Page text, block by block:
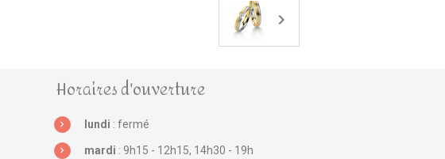
Horaires d'ouverture
lundi : fermé
mardi : 9h15 - 12h15, 14h30 - 19h